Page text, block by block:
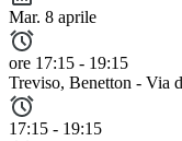
Mar. 8 aprile
ore 17:15 - 19:15
Treviso, Benetton - Via
17:15 - 19:15